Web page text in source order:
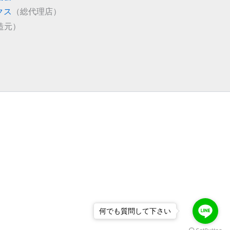
ス （総代理店）
）
何でも質問して下さい